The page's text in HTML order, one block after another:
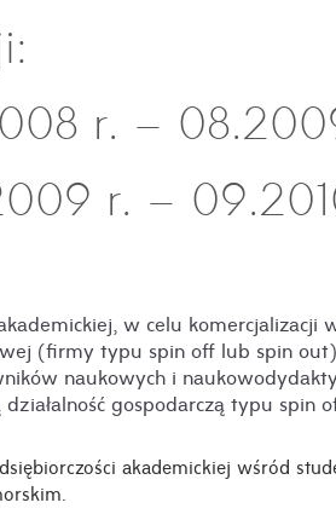
r. –
r. –
w celu komercjalizacji
(firmy typu spin off lub spin
naukowych i
działalność gospodarczą typu spin
akademickiej wśród